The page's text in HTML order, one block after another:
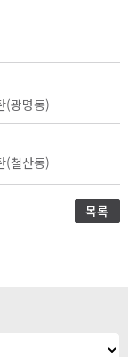
(광명동)
(철산동)
목록